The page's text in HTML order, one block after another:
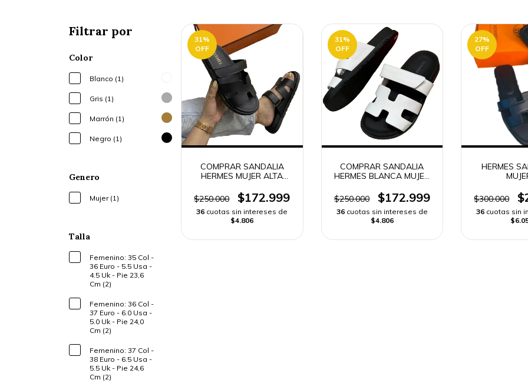
Filtrar por
Color
Blanco (1)
Gris (1)
Marrón (1)
Negro (1)
Genero
Mujer (1)
Talla
Femenino: 35 Col -
36 Euro - 5.5 Usa -
4.5 Uk - Pie 23,6
Cm (2)
Femenino: 36 Col -
37 Euro - 6.0 Usa -
5.0 Uk - Pie 24,0
Cm (2)
Femenino: 37 Col -
38 Euro - 6.5 Usa -
5.5 Uk - Pie 24,6
Cm (2)
31%
OFF
COMPRAR SANDALIA
HERMES MUJER ALTA
$250.000
$172.999
36 cuotas sin intereses de
$4.806
31%
OFF
COMPRAR SANDALIA
HERMES BLANCA MUJER
RÁPIDO
$250.000 $172.999
36 cuotas sin intereses de
$4.806
27%
OFF
HERMES
$300.000
36 cuotas sin